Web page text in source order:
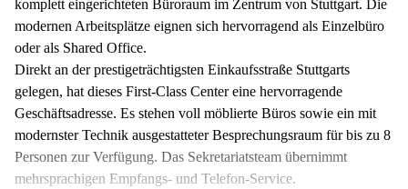
komplett eingerichteten Büroraum im Zentrum von Stuttgart. Die
modernen Arbeitsplätze eignen sich hervorragend als Einzelbüro
oder als Shared Office.
Direkt an der prestigeträchtigsten Einkaufsstraße Stuttgarts
gelegen, hat dieses First-Class Center eine hervorragende
Geschäftsadresse. Es stehen voll möblierte Büros sowie ein mit
modernster Technik ausgestatteter Besprechungsraum für bis zu 8
Personen zur Verfügung. Das Sekretariatsteam übernimmt
mehrsprachigen Empfangs- und Telefon-Service.